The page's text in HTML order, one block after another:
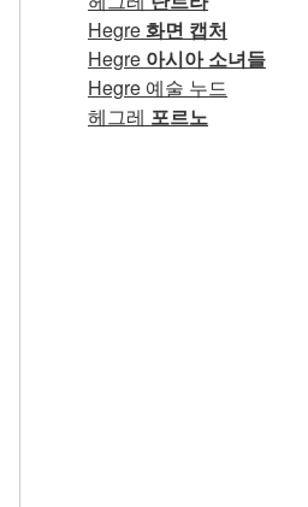
Hegre화면 캡처
Hegre 아시아 소녀들
Hegre 예술 누드
헤그레 포르노